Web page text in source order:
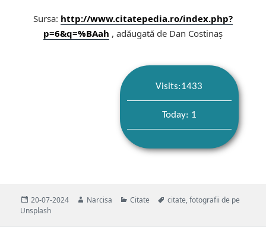
Sursa: http://www.citatepedia.ro/index.php?
p=6&q=%BAah , adăugată de Dan Costinaș
Visits:1433
Today: 1
Publicat
pe
20-07-2024 Autor
Narcisa Categorii
Citate Etichete
citate,fotografii de pe
Unsplash